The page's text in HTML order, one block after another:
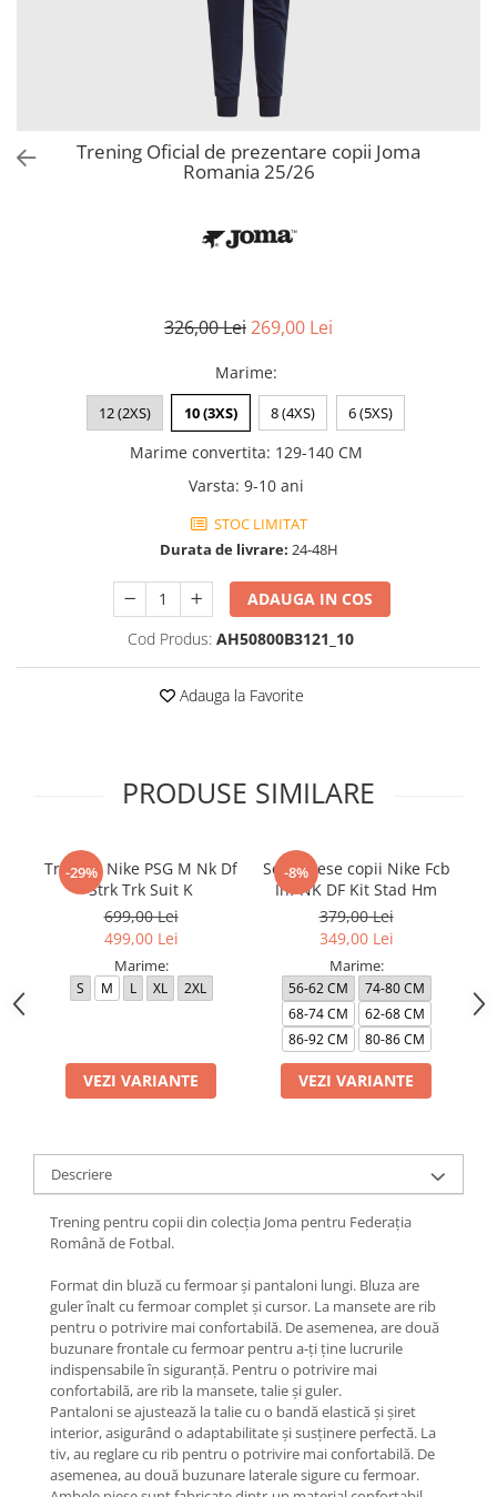
Pantaloni lungi fotbal copii
Imbracaminte fotbal femei
Sorturi fotbal femei
Trening Oficial de prezentare copii Joma
Romania 25/26
326,00 Lei269,00 Lei
Marime:
12 (2XS) 10 (3XS) 8 (4XS) 6 (5XS)
Marime convertita: 129-140 CM
Varsta: 9-10 ani
STOC LIMITAT
Durata de livrare: 24-48H
ADAUGA IN COS
Cod Produs: AH50800B3121_10
Adauga la Favorite
PRODUSE SIMILARE
-29%
Trening Nike PSG M Nk Df
Strk Trk Suit K
699,00 Lei
499,00 Lei
Marime:
S M L XL 2XL
VEZI VARIANTE
-8%
Set 3 Piese copii Nike Fcb
Inf NK DF Kit Stad Hm
379,00 Lei
349,00 Lei
Marime:
56-62 CM
74-80 CM
68-74 CM
62-68 CM
86-92 CM
80-86 CM
VEZI VARIANTE
Descriere
Trening pentru copii din colecția Joma pentru Federația
Română de Fotbal.
Format din bluză cu fermoar și pantaloni lungi. Bluza are
guler înalt cu fermoar complet și cursor. La mansete are rib
pentru o potrivire mai confortabilă. De asemenea, are două
buzunare frontale cu fermoar pentru a-ți ține lucrurile
indispensabile în siguranță. Pentru o potrivire mai
confortabilă, are rib la mansete, talie și guler.
Pantaloni se ajustează la talie cu o bandă elastică și șiret
interior, asigurând o adaptabilitate și susținere perfectă. La
tiv, au reglare cu rib pentru o potrivire mai confortabilă. De
asemenea, au două buzunare laterale sigure cu fermoar.